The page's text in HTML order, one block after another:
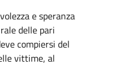
e speranza
delle pari
compiersi del
vittime, al